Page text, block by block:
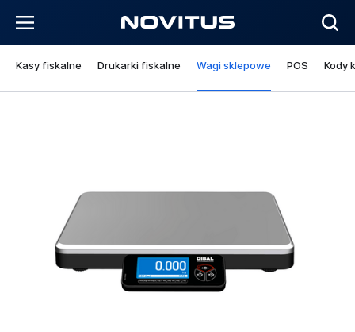
Kasy fiskalne Drukarki fiskalne Wagi sklepowe POS Kody